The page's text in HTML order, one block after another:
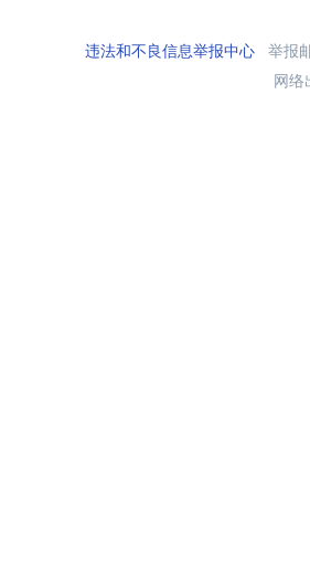
违法和不良信息举报中心举报
网